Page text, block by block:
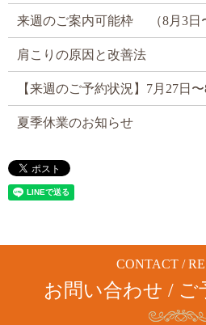
来週のご案内可能枠 （8月3日
肩こりの原因と改善法
【来週のご予約状況】7月27日〜
夏季休業のお知らせ
CONTACT /
お問い合わせ / ご